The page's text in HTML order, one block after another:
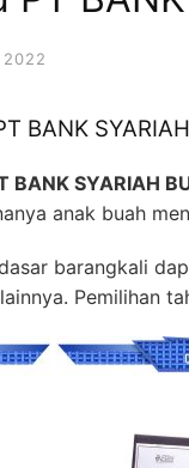
2022
BANK
BANK SYARIAH
anak buah
barangkali
Pemilihan